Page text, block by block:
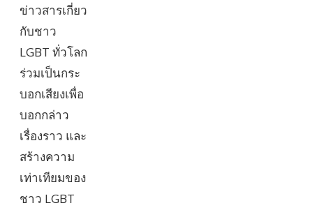
ข่าวสารเกี่ยว
กับชาว
LGBT ทั่วโลก
ร่วมเป็นกระ
บอกเสียงเพื่อ
บอกกล่าว
เรื่องราว และ
สร้างความ
เท่าเทียมของ
ชาว LGBT